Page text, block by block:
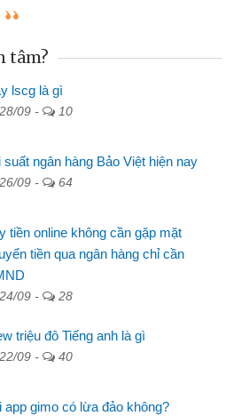
tâm?
lscg là gì
28/09 - 10
suất ngân hàng Bảo Việt hiện nay
26/09 - 64
tiền online không cần gặp mặt
tiền qua ngân hàng chỉ cần
24/09 - 28
triệu đô Tiếng anh là gì
22/09 - 40
app gimo có lừa đảo không?